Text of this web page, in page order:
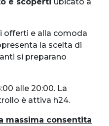
offerti e alla comoda
la scelta di
si preparano
alle 20:00. La
è attiva h24.
massima consentita